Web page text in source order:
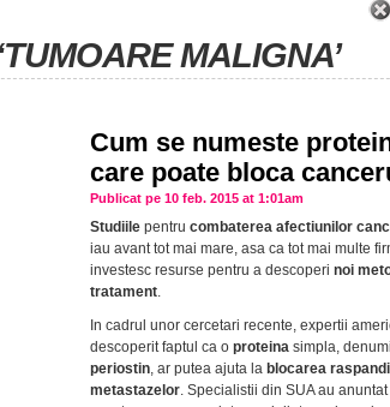
MALIGNA’
Cum se numeste
care poate bloca
Publicat pe 10 feb. 2015 at 1:01am
Studiile pentru combaterea afectiunilor
iau avant tot mai mare, asa ca tot mai multe
investesc resurse pentru a descoperi noi
tratament.
In cadrul unor cercetari recente, expertii
descoperit faptul ca o proteina simpla,
periostin, ar putea ajuta la blocarea
metastazelor. Specialistii din SUA au